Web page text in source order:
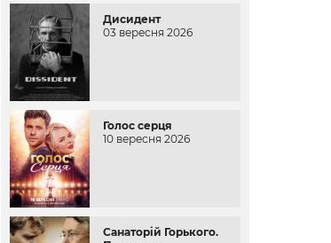
Дисидент
03 вересня 2026
Голос серця
10 вересня 2026
Санаторій Горького.